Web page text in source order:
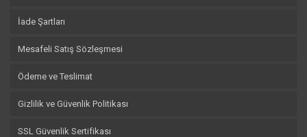
İade Şartları
Mesafeli Satış Sözleşmesi
Ödeme ve Teslimat
Gizlilik ve Güvenlik Politikası
SSL Güvenlik Sertifikası